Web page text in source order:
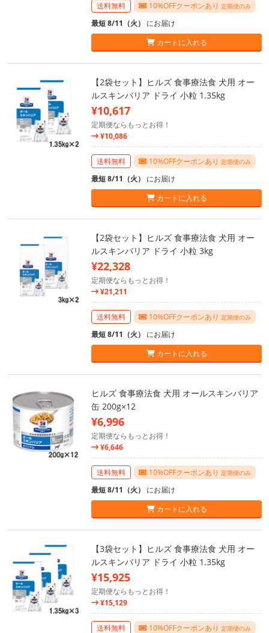
送料無料 10%OFFクーポンあり 定期便のみ
最短 8/11（火） にお届け
カートに入れる
【2袋セット】ヒルズ 食事療法食 犬用 オー
ルスキンバリア ドライ 小粒 1.35kg
¥10,617
定期便ならもっとお得！
¥10,086
送料無料 10%OFFクーポンあり 定期便のみ
最短 8/11（火） にお届け
カートに入れる
【2袋セット】ヒルズ 食事療法食 犬用 オー
ルスキンバリア ドライ 小粒 3kg
¥22,328
定期便ならもっとお得！
¥21,211
送料無料 10%OFFクーポンあり 定期便のみ
最短 8/11（火） にお届け
カートに入れる
ヒルズ 食事療法食 犬用 オールスキンバリア
缶 200g×12
¥6,996
定期便ならもっとお得！
¥6,646
送料無料 10%OFFクーポンあり 定期便のみ
最短 8/11（火） にお届け
カートに入れる
【3袋セット】ヒルズ 食事療法食 犬用 オー
ルスキンバリア ドライ 小粒 1.35kg
¥15,925
定期便ならもっとお得！
¥15,129
送料無料 10%OFFクーポンあり 定期便のみ